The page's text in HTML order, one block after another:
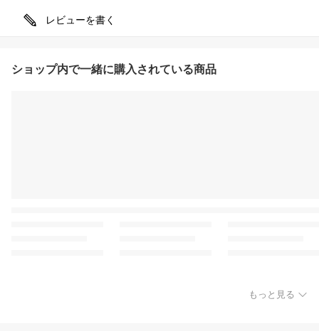
レビューを書く
ショップ内で一緒に購入されている商品
もっと見る